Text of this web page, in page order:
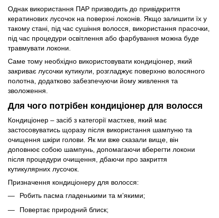
Однак використання ПАР призводить до привідкриття
кератинових лусочок на поверхні локонів. Якщо залишити їх у
такому стані, під час сушіння волосся, використання прасочки,
під час процедури освітлення або фарбування можна буде
травмувати локони.
Саме тому необхідно використовувати кондиціонер, який
закриває лусочки кутикули, розгладжує поверхню волосяного
полотна, додатково забезпечуючи йому живлення та
зволоження.
Для чого потрібен кондиціонер для волосся
Кондиціонер – засіб з категорії мастхев, який має
застосовуватись щоразу після використання шампуню та
очищення шкіри голови. Як ми вже сказали вище, він
доповнює собою шампунь, допомагаючи вберегти локони
після процедури очищення, дбаючи про закриття
кутикулярних лусочок.
Призначення кондиціонеру для волосся:
Робить пасма гладенькими та м’якими;
Повертає природний блиск;